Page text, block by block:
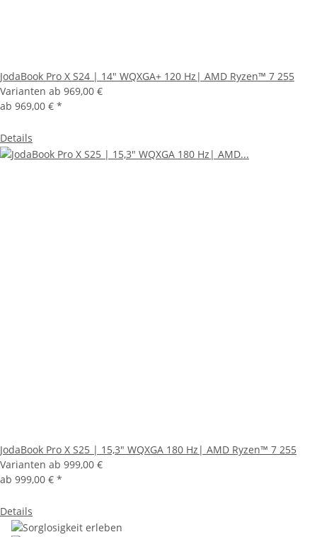
JodaBook Pro X S24 | 14" WQXGA+ 120 Hz| AMD Ryzen™ 7 255
Varianten ab 969,00 €
ab 969,00 € *
Details
JodaBook Pro X S25 | 15,3" WQXGA 180 Hz| AMD Ryzen™ 7 255
Varianten ab 999,00 €
ab 999,00 € *
Details